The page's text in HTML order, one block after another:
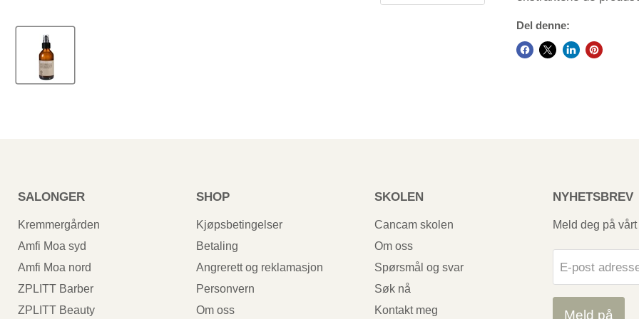
Del denne:
SALONGER
Kremmergården
Amfi Moa syd
Amfi Moa nord
ZPLITT Barber
ZPLITT Beauty
SHOP
Kjøpsbetingelser
Betaling
Angrerett og reklamasjon
Personvern
Om oss
SKOLEN
Cancam skolen
Om oss
Spørsmål og svar
Søk nå
Kontakt meg
NYHETSBREV
Meld deg på
E-post
Meld på